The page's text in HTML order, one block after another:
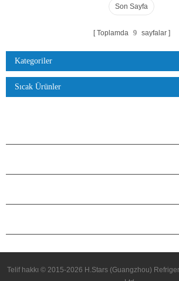
Son Sayfa
Toplamda 9 sayfalar
Kategoriler
Sıcak Ürünler
Telif hakkı © 2015-2026 H.Stars (Guangzhou)